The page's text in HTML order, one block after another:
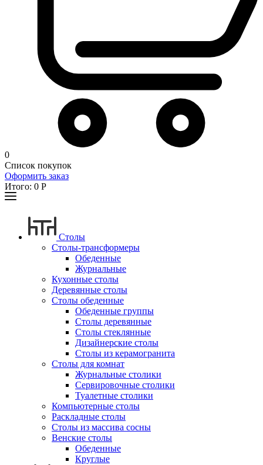
0
Список покупок
Оформить заказ
Итого: 0 Р
Столы
Столы-трансформеры
Обеденные
Журнальные
Кухонные столы
Деревянные столы
Столы обеденные
Обеденные группы
Столы деревянные
Столы стеклянные
Дизайнерские столы
Столы из керамогранита
Столы для комнат
Журнальные столики
Сервировочные столики
Туалетные столики
Компьютерные столы
Раскладные столы
Столы из массива сосны
Венские столы
Обеденные
Круглые